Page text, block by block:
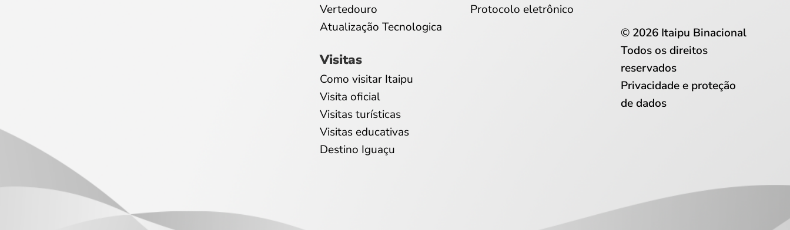
Vertedouro
Atualização Tecnologica
Visitas
Como visitar Itaipu
Visita oficial
Visitas turísticas
Visitas educativas
Destino Iguaçu
Protocolo eletrônico
© 2026 Itaipu Binacional
Todos os direitos
reservados
Privacidade e proteção
de dados